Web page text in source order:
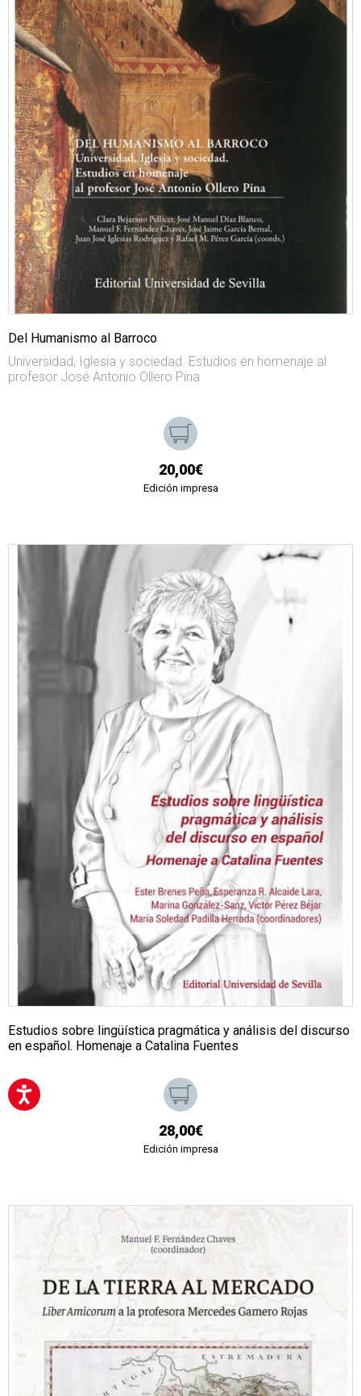
Del Humanismo al Barroco
Universidad, Iglesia y sociedad. Estudios en homenaje al
profesor José Antonio Ollero Pina
20,00€
Edición impresa
Estudios sobre lingüística pragmática y análisis del discurso
en español. Homenaje a Catalina Fuentes
28,00€
Edición impresa